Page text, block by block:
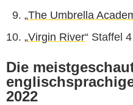
„The Umbrella
„Virgin River“ Staffel 4
Die
2022